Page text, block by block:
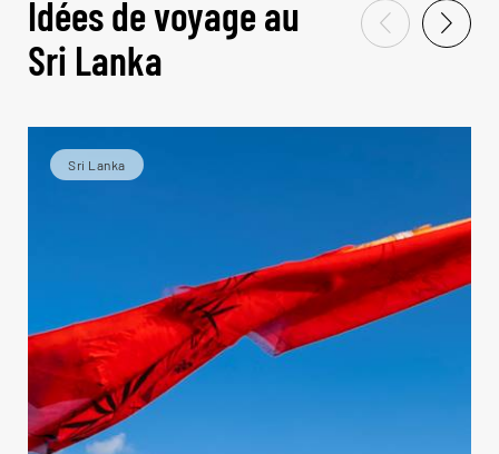
Idées de voyage au
Sri Lanka
Sri Lanka